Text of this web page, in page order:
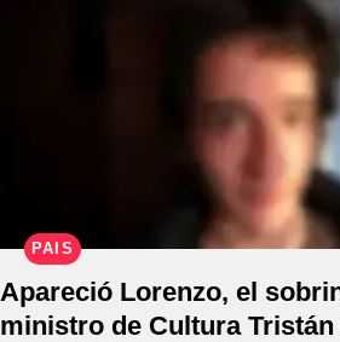
PAÍS
Apareció Lorenzo, el
ministro de Cultura Tristán